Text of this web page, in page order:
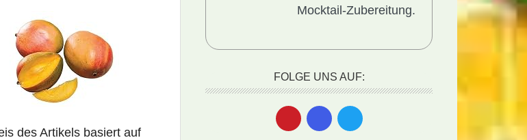
des Artikels basiert auf
Mocktail-Zubereitung.
FOLGE UNS AUF: